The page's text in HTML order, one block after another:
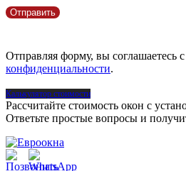
Отправляя форму, вы соглашаетесь с
конфиденциальности.
Калькулятор стоимости
Рассчитайте стоимость окон с
Ответьте простые вопросы и